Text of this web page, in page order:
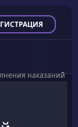
наказаний